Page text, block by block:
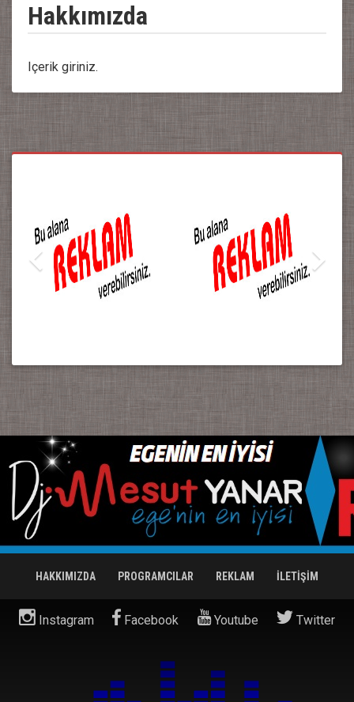
Hakkımızda
Içerik giriniz.
HAKKIMIZDA PROGRAMCILAR REKLAM İLETİŞİM
Instagram Facebook Youtube Twitter